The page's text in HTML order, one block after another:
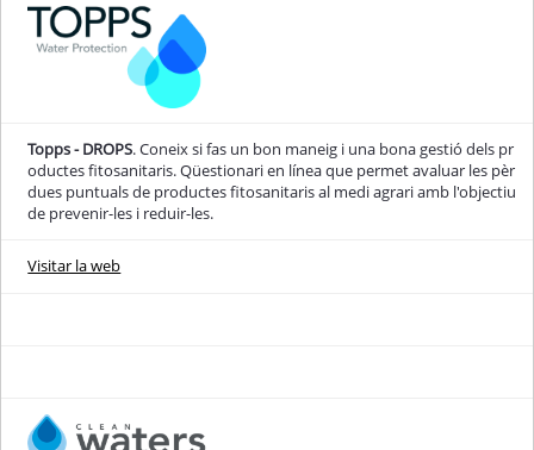
Topps - DROPS. Coneix si fas un bon maneig i una bona gestió dels pr
oductes fitosanitaris. Qüestionari en línea que permet avaluar les pèr
dues puntuals de productes fitosanitaris al medi agrari amb l'objectiu
de prevenir-les i reduir-les.
Visitar la web